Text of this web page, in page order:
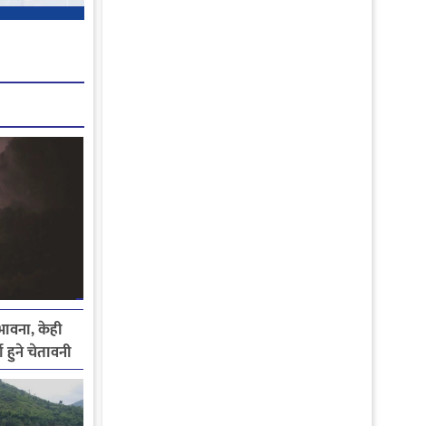
केही
हुने चेतावनी